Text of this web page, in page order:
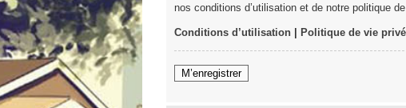
nos conditions d’utilisation et de notre politique
Conditions d’utilisation Politique de vie
M’enregistrer